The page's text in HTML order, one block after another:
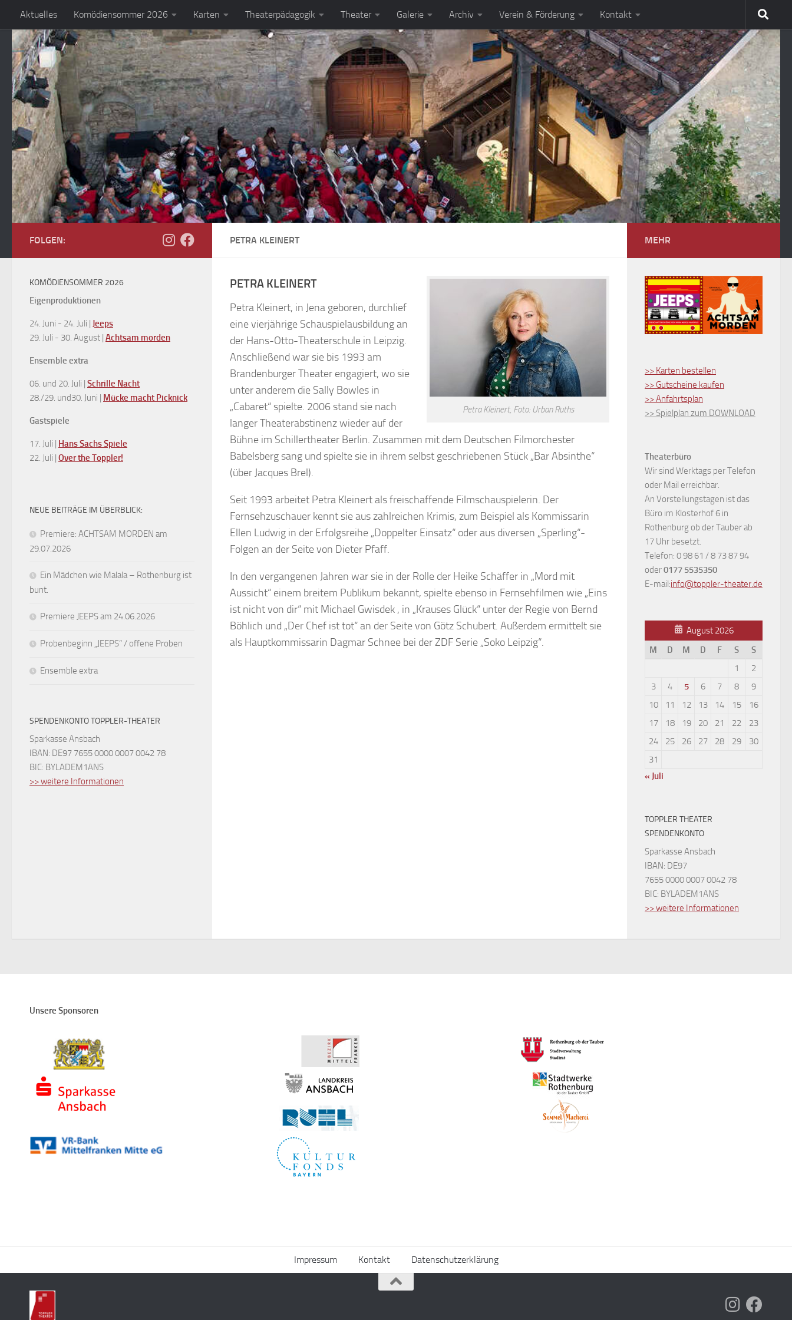
Zum Inhalt springen
Aktuelles Komödiensommer 2026 Karten Theaterpädagogik Theater Galerie Archiv Verein & Förderung Kontakt
PETRA KLEINERT
Petra Kleinert, Foto: Urban Ruths
PETRA KLEINERT
Petra Kleinert, in Jena geboren, durchlief
eine vierjährige Schauspielausbildung an
der Hans-Otto-Theaterschule in Leipzig.
Anschließend war sie bis 1993 am
Brandenburger Theater engagiert, wo sie
unter anderem die Sally Bowles in
„Cabaret“ spielte. 2006 stand sie nach
langer Theaterabstinenz wieder auf der
Bühne im Schillertheater Berlin. Zusammen mit dem Deutschen Filmorchester
Babelsberg sang und spielte sie in ihrem selbst geschriebenen Stück „Bar Absinthe“
(über Jacques Brel).
Seit 1993 arbeitet Petra Kleinert als freischaffende Filmschauspielerin. Der
Fernsehzuschauer kennt sie aus zahlreichen Krimis, zum Beispiel als Kommissarin
Ellen Ludwig in der Erfolgsreihe „Doppelter Einsatz“ oder aus diversen „Sperling“-
Folgen an der Seite von Dieter Pfaff.
In den vergangenen Jahren war sie in der Rolle der Heike Schäffer in „Mord mit
Aussicht“ einem breitem Publikum bekannt, spielte ebenso in Fernsehfilmen wie „Eins
ist nicht von dir“ mit Michael Gwisdek , in „Krauses Glück“ unter der Regie von Bernd
Böhlich und „Der Chef ist tot“ an der Seite von Götz Schubert. Außerdem ermittelt sie
als Hauptkommissarin Dagmar Schnee bei der ZDF Serie „Soko Leipzig“.
FOLGEN:
KOMÖDIENSOMMER 2026
Eigenproduktionen
24. Juni - 24. Juli | Jeeps
29. Juli - 30. August | Achtsam morden
Ensemble extra
06. und 20. Juli | Schrille Nacht
28./29. und30. Juni | Mücke macht Picknick
Gastspiele
17. Juli | Hans Sachs Spiele
22. Juli | Over the Toppler!
NEUE BEITRÄGE IM ÜBERBLICK:
Premiere: ACHTSAM MORDEN am
29.07.2026
Ein Mädchen wie Malala – Rothenburg ist
bunt.
Premiere JEEPS am 24.06.2026
Probenbeginn „JEEPS“ / offene Proben
Ensemble extra
SPENDENKONTO TOPPLER-THEATER
Sparkasse Ansbach
IBAN: DE97 7655 0000 0007 0042 78
BIC: BYLADEM1ANS
>> weitere Informationen
MEHR
>> Karten bestellen
>> Gutscheine kaufen
>> Anfahrtsplan
>> Spielplan zum DOWNLOAD
Theaterbüro
Wir sind Werktags per Telefon
oder Mail erreichbar.
An Vorstellungstagen ist das
Büro im Klosterhof 6 in
Rothenburg ob der Tauber ab
17 Uhr besetzt.
Telefon: 0 98 61 / 8 73 87 94
oder0177 5535350
E-mail:info@toppler-theater.de
August 2026
M
D M D F S
S
1
2
3
4 5 6 7 8
9
10
11 12 13 14 15
16
17
18 19 20 21 22
23
24
25 26 27 28 29
30
31
« Juli
TOPPLER THEATER
SPENDENKONTO
Sparkasse Ansbach
IBAN: DE97
7655 0000 0007 0042 78
BIC: BYLADEM1ANS
>> weitere Informationen
Unsere Sponsoren
Impressum Kontakt Datenschutzerklärung